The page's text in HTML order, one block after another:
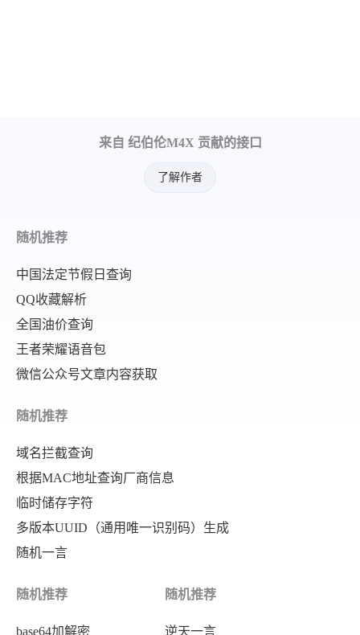
来自 纪伯伦M4X 贡献的接口
了解作者
随机推荐
中国法定节假日查询
QQ收藏解析
全国油价查询
王者荣耀语音包
微信公众号文章内容获取
随机推荐
域名拦截查询
根据MAC地址查询厂商信息
临时储存字符
多版本UUID（通用唯一识别码）生成
随机一言
随机推荐
base64加解密
随机推荐
逆天一言